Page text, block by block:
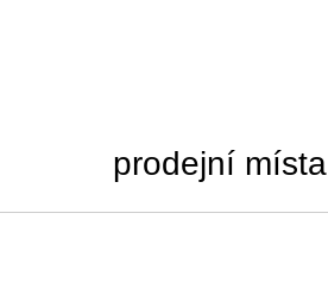
prodejní místa